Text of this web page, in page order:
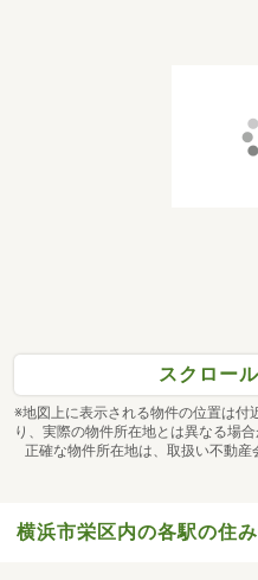
スクロー
※地図上に表示される物件の位置は付
り、実際の物件所在地とは異なる場合
正確な物件所在地は、取扱い不動産
横浜市栄区内の各駅の住